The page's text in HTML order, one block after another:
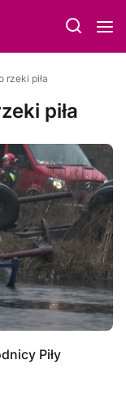
rzeki piła
piła
Piły